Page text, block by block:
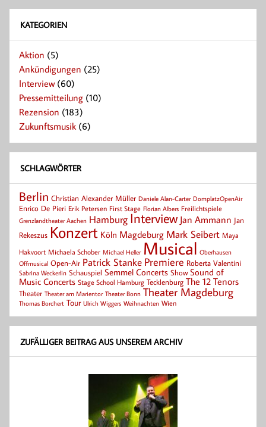
KATEGORIEN
Aktion (5)
Ankündigungen (25)
Interview(60)
Pressemitteilung (10)
Rezension (183)
Zukunftsmusik(6)
SCHLAGWÖRTER
Berlin Christian Alexander Müller Daniele Alan-Carter DomplatzOpenAir
Enrico De Pieri Erik Petersen First Stage Florian Albers Freilichtspiele
Grenzlandtheater Aachen Hamburg Interview Jan Ammann Jan
Rekeszus Konzert Köln Magdeburg Mark Seibert Maya
Hakvoort Michaela Schober Michael Heller Musical Oberhausen
Offmusical Open-Air Patrick Stanke Premiere Roberta Valentini
Sabrina Weckerlin Schauspiel Semmel Concerts Show Sound of
Music Concerts Stage School Hamburg Tecklenburg The 12 Tenors
Theater Theater am Marientor Theater Bonn Theater Magdeburg
Thomas Borchert Tour Ulrich Wiggers Weihnachten Wien
ZUFÄLLIGER BEITRAG AUS UNSEREM ARCHIV